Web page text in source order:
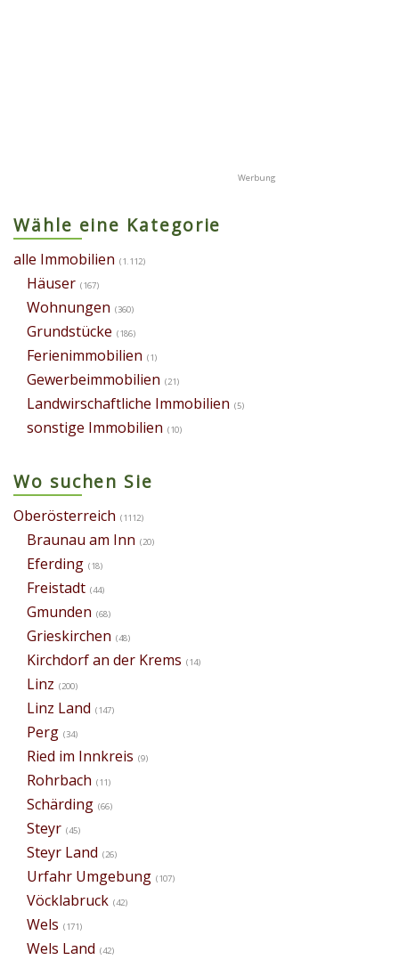
Wähle eine Kategorie
alle Immobilien (1.112)
Häuser (167)
Wohnungen (360)
Grundstücke (186)
Ferienimmobilien (1)
Gewerbeimmobilien (21)
Landwirschaftliche Immobilien (5)
sonstige Immobilien (10)
Wo suchen Sie
Oberösterreich (1112)
Braunau am Inn (20)
Eferding (18)
Freistadt (44)
Gmunden (68)
Grieskirchen (48)
Kirchdorf an der Krems (14)
Linz (200)
Linz Land (147)
Perg (34)
Ried im Innkreis (9)
Rohrbach (11)
Schärding (66)
Steyr (45)
Steyr Land (26)
Urfahr Umgebung (107)
Vöcklabruck (42)
Wels (171)
Wels Land (42)